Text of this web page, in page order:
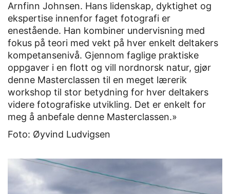
Arnfinn Johnsen. Hans lidenskap, dyktighet og
ekspertise innenfor faget fotografi er
enestående. Han kombiner undervisning med
fokus på teori med vekt på hver enkelt deltakers
kompetansenivå. Gjennom faglige praktiske
oppgaver i en flott og vill nordnorsk natur, gjør
denne Masterclassen til en meget lærerik
workshop til stor betydning for hver deltakers
videre fotografiske utvikling. Det er enkelt for
meg å anbefale denne Masterclassen.»
Foto: Øyvind Ludvigsen